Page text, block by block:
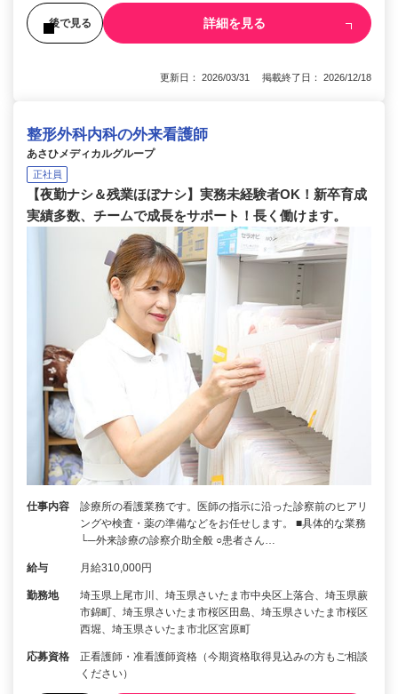
後で見る 詳細を見る
更新日： 2026/03/31 掲載終了日： 2026/12/18
整形外科内科の外来看護師
あさひメディカルグループ
正社員
【夜勤ナシ＆残業ほぼナシ】実務未経験者OK！新卒育成
実績多数、チームで成長をサポート！長く働けます。
仕事内容
診療所の看護業務です。医師の指示に沿った診察前のヒアリ
ングや検査・薬の準備などをお任せします。 ■具体的な業務
└─外来診療の診察介助全般 ○患者さん…
給与 月給310,000円
勤務地
埼玉県上尾市川、埼玉県さいたま市中央区上落合、埼玉県蕨
市錦町、埼玉県さいたま市桜区田島、埼玉県さいたま市桜区
西堀、埼玉県さいたま市北区宮原町
応募資格
正看護師・准看護師資格（今期資格取得見込みの方もご相談
ください）